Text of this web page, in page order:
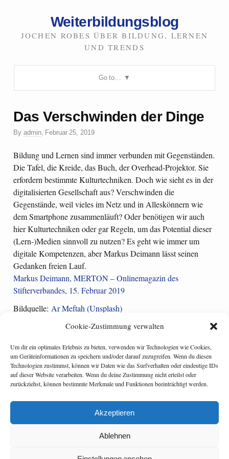
Cookie-Zustimmung verwalten
Um dir ein optimales Erlebnis zu bieten, verwenden wir Technologien wie Cookies,
um Geräteinformationen zu speichern und/oder darauf zuzugreifen. Wenn du diesen
Technologien zustimmst, können wir Daten wie das Surfverhalten oder eindeutige IDs
auf dieser Website verarbeiten. Wenn du deine Zustimmung nicht erteilst oder
zurückziehst, können bestimmte Merkmale und Funktionen beeinträchtigt werden.
Akzeptieren
Ablehnen
Weiterbildungsblog
JOCHEN ROBES ÜBER BILDUNG, LERNEN
UND TRENDS
Go to…
Das Verschwinden der Dinge
By admin, Februar 25, 2019
Bildung und Lernen sind immer verbunden mit Gegenständen.
Die Tafel, die Kreide, das Buch, der Overhead-Projektor. Sie
erfordern bestimmte Kulturtechniken. Doch wie sieht es in der
digitalisierten Gesellschaft aus? Verschwinden die
Gegenstände, weil vieles im Netz und in Alleskönnern wie
dem Smartphone zusammenläuft? Oder benötigen wir auch
hier Kulturtechniken oder gar Regeln, um das Potential dieser
(Lern-)Medien sinnvoll zu nutzen? Es geht wie immer um
digitale Kompetenzen, aber Markus Deimann lässt seinen
Gedanken freien Lauf.
Markus Deimann, MERTON – Onlinemagazin des
Stifterverbandes, 15. Februar 2019
Bildquelle: Ar Meftah (Unsplash)
Categories:media/ digital literacy
Tagged:data literacy,Media Literacy